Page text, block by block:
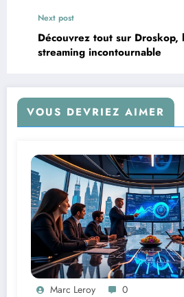
Next post
Découvrez tout sur Droskop,
streaming incontournable
VOUS DEVRIEZ AIMER
Marc Leroy 0